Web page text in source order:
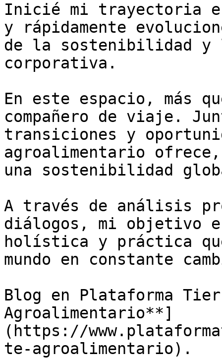
Inicié mi trayectoria
y rápidamente
de la sostenibilidad y
corporativa.
En este espacio, más
compañero de viaje.
transiciones y
agroalimentario
una sostenibilidad
A través de análisis
diálogos, mi objetivo
holística y práctica
mundo en constante
Blog en Plataforma
Agroalimentario**]
(https://
te-agroalimentario).